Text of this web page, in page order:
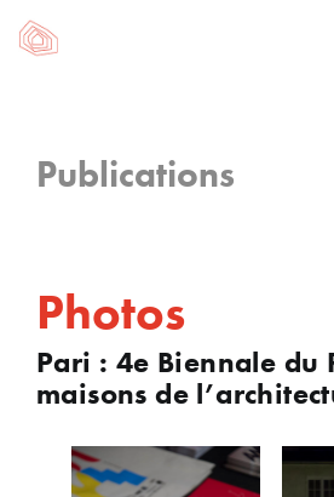
Publications
Photos
Pari : 4e Biennale du
maisons de